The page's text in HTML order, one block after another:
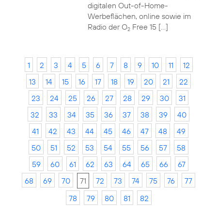
digitalen Out-of-Home-
Werbeflächen, online sowie im
Radio der O2Free 15 […]
1 2 3 4 5 6 7 8 9 10 11
12
13
14 15 16 17 18 19 20 21
22
23
24 25 26 27 28 29 30
31
32
33 34 35 36 37 38 39
40
41
42 43 44 45 46 47 48
49
50
51 52 53 54 55 56 57
58
59
60 61 62 63 64 65 66
67
68
69 70 71 72 73 74 75 76
77
78
79 80 81 82